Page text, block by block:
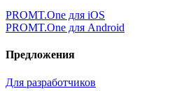
PROMT.One для iOS
PROMT.One для Android
Предложения
Для разработчиков